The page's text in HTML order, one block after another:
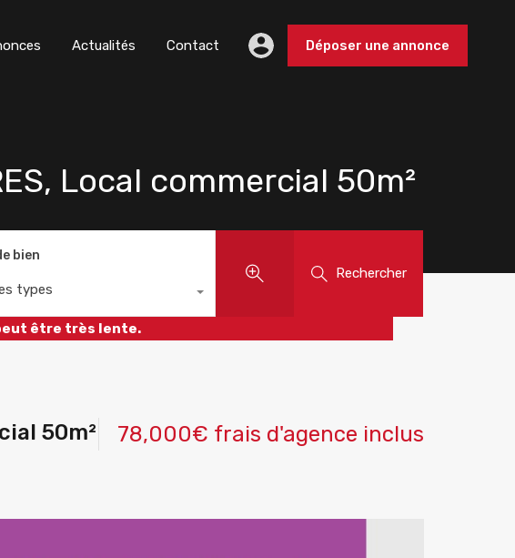
Actualités Contact Déposer une annonce
Local commercial 50m²
bien
types
Rechercher
être très lente.
50m² 78,000€ frais d'agence inclus